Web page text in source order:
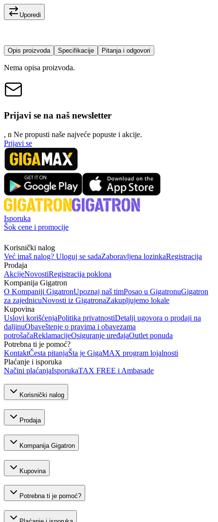
Uporedi
Opis proizvoda Specifikacije Pitanja i odgovori
Nema opisa proizvoda.
Prijavi se na naš newsletter
, n Ne propusti naše najveće popuste i akcije.
Prijavi se
Isporuka
Šok cene i promocije
Korisnički nalog
Već imaš nalog? Uloguj se sadaZaboravljena lozinkaRegistracija
Prodaja
AkcijeNovostiRegistracija poklona
Kompanija Gigatron
O Kompaniji GigatronUpoznaj naš timPosao u GigatronuGigatron
za zajednicuNovosti iz GigatronaZakupljujemo lokale
Kupovina
Uslovi korišćenjaPolitika privatnostiDetalji ugovora o prodaji na
daljinuObaveštenje o pravima i obavezama
potrošačaReklamacijeOsiguranje uređajaOutlet ponuda
Potrebna ti je pomoć?
KontaktČesta pitanjaŠta je GigaMAX program lojalnosti
Plaćanje i isporuka
Načini plaćanjaIsporukaTAX FREE i Ambasade
Korisnički nalog
Prodaja
Kompanija Gigatron
Kupovina
Potrebna ti je pomoć?